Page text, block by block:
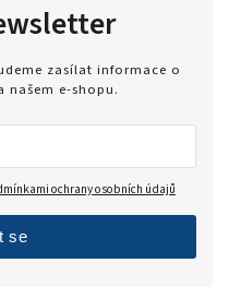
zasílat informace o
našem e-shopu.
ochrany osobních údajů
se